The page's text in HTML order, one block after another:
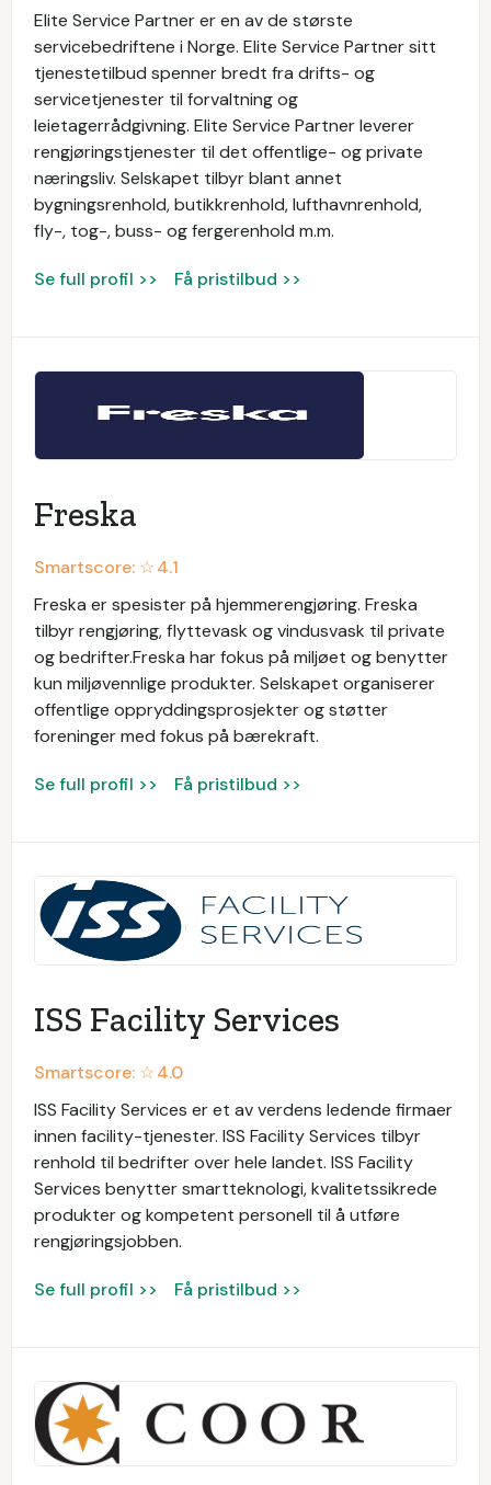
Elite Service Partner er en av de største
servicebedriftene i Norge. Elite Service Partner sitt
tjenestetilbud spenner bredt fra drifts- og
servicetjenester til forvaltning og
leietagerrådgivning. Elite Service Partner leverer
rengjøringstjenester til det offentlige- og private
næringsliv. Selskapet tilbyr blant annet
bygningsrenhold, butikkrenhold, lufthavnrenhold,
fly-, tog-, buss- og fergerenhold m.m.
Se full profil >> Få pristilbud >>
Freska
Smartscore: ☆4.1
Freska er spesister på hjemmerengjøring. Freska
tilbyr rengjøring, flyttevask og vindusvask til private
og bedrifter.Freska har fokus på miljøet og benytter
kun miljøvennlige produkter. Selskapet organiserer
offentlige oppryddingsprosjekter og støtter
foreninger med fokus på bærekraft.
Se full profil >> Få pristilbud >>
ISS Facility Services
Smartscore: ☆4.0
ISS Facility Services er et av verdens ledende firmaer
innen facility-tjenester. ISS Facility Services tilbyr
renhold til bedrifter over hele landet. ISS Facility
Services benytter smartteknologi, kvalitetssikrede
produkter og kompetent personell til å utføre
rengjøringsjobben.
Se full profil >> Få pristilbud >>